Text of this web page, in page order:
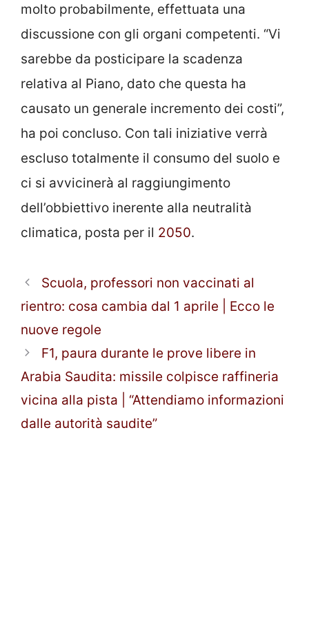
molto probabilmente, effettuata una
discussione con gli organi competenti. “Vi
sarebbe da posticipare la scadenza
relativa al Piano, dato che questa ha
causato un generale incremento dei costi”,
ha poi concluso. Con tali iniziative verrà
escluso totalmente il consumo del suolo e
ci si avvicinerà al raggiungimento
dell’obbiettivo inerente alla neutralità
climatica, posta per il 2050.
Scuola, professori non vaccinati al
rientro: cosa cambia dal 1 aprile | Ecco le
nuove regole
F1, paura durante le prove libere in
Arabia Saudita: missile colpisce raffineria
vicina alla pista | “Attendiamo informazioni
dalle autorità saudite”